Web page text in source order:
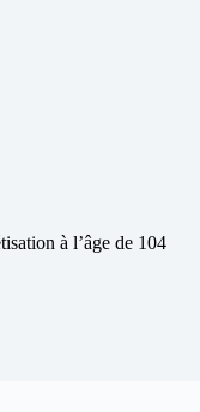
à l’âge de 104